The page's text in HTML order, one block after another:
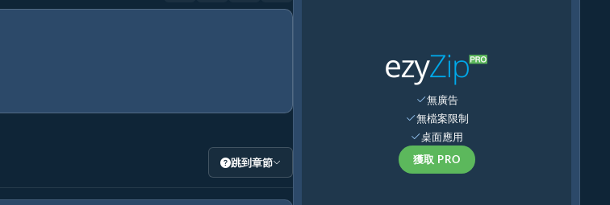
跳到章節
無廣告
無檔案限制
桌面應用
獲取 PRO